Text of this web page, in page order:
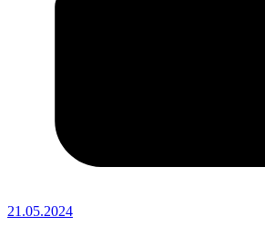
21.05.2024